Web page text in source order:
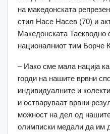
на македонската
стил Насе Насев (70) и
Македонската Таекводно
националниот тим Борче
– Иако сме мала нација
горди на нашите врвни
индивидуалните и
и остваруваат врвни
можност на дел од
олимписки медали да им